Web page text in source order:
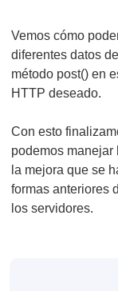
Vemos cómo
diferentes datos
método post() en
HTTP deseado.
Con esto
podemos manejar
la mejora que se
formas anteriores
los servidores.